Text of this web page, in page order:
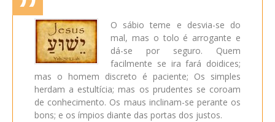
O sábio teme e desvia-se do
mal, mas o tolo é arrogante e
dá-se por seguro. Quem
facilmente se ira fará doidices;
mas o homem discreto é paciente; Os simples
herdam a estultícia; mas os prudentes se coroam
de conhecimento. Os maus inclinam-se perante os
bons; e os ímpios diante das portas dos justos.